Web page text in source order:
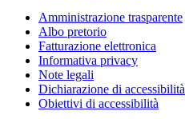
Amministrazione trasparente
Albo pretorio
Fatturazione elettronica
Informativa privacy
Note legali
Dichiarazione di accessibilità
Obiettivi di accessibilità